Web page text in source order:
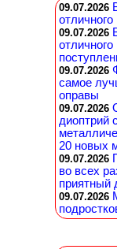
09.07.2026
09.07.2026
09.07.2026
самое
оправы
09.07.2026
диоптрий
20 новых
09.07.2026
во всех
приятный
09.07.2026